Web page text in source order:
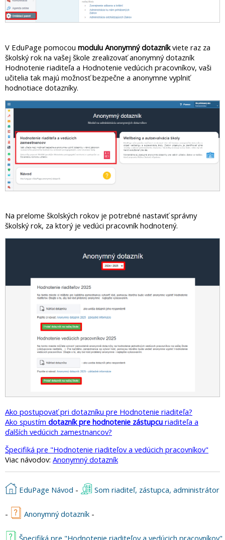
V EduPage pomocou modulu Anonymný dotazníkviete raz za
školský rok na vašej škole zrealizovať anonymný dotazník
Hodnotenie riaditeľa a Hodnotenie vedúcich pracovníkov, vaši
učitelia tak majú možnosť bezpečne a anonymne vyplniť
hodnotiace dotazníky.
Na prelome školských rokov je potrebné nastaviť správny
školský rok, za ktorý je vedúci pracovník hodnotený.
Ako postupovať pri dotazníku pre Hodnotenie riaditeľa?
Ako spustím dotazník pre hodnotenie zástupcu riaditeľa a
ďalších vedúcich zamestnancov?
Špecifiká pre "Hodnotenie riaditeľov a vedúcich pracovníkov"
Viac návodov: Anonymný dotazník
EduPage Návod - Som riaditeľ, zástupca, administrátor
- Anonymný dotazník -
Špecifiká pre "Hodnotenie riaditeľov a vedúcich pracovníkov"